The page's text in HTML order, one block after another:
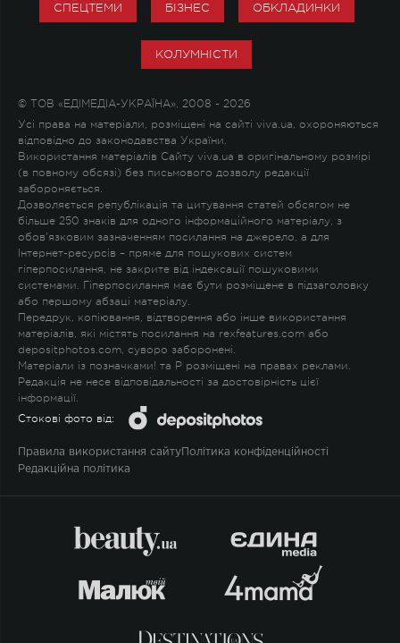
СПЕЦТЕМИ БІЗНЕС ОБКЛАДИНКИ
КОЛУМНІСТИ
© ТОВ «ЕДІМЕДІА-УКРАЇНА», 2008 - 2026
Усі права на матеріали, розміщені на сайті viva.ua, охороняються
відповідно до законодавства України.
Використання матеріалів Сайту viva.ua в оригінальному розмірі
(в повному обсязі) без письмового дозволу редакції
забороняється.
Дозволяється републікація та цитування статей обсягом не
більше 250 знаків для одного інформаційного матеріалу, з
обов'язковим зазначенням посилання на джерело, а для
Інтернет-ресурсів – пряме для пошукових систем
гіперпосилання, не закрите від індексації пошуковими
системами. Гіперпосилання має бути розміщене в підзаголовку
або першому абзаці матеріалу.
Передрук, копіювання, відтворення або інше використання
матеріалів, які містять посилання на rexfeatures.com або
depositphotos.com, суворо заборонені.
Матеріали із позначками! та P розміщені на правах реклами.
Редакція не несе відповідальності за достовірність цієї
інформації.
Стокові фото від:
Правила використання сайту Політика конфіденційності
Редакційна політика